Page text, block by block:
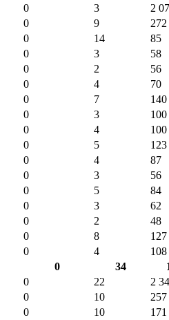
0 3
2
0 9
272
0 14
85
0 3
58
0 2
56
0 4
70
0 7
140
0 3
100
0 4
100
0 5
123
0 4
87
0 3
56
0 5
84
0 3
62
0 2
48
0 8
127
0 4
108
0 34
0 22
2
0 10
257
0 10
171